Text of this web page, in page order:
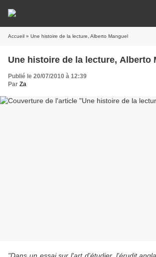
Accueil » Une histoire de la lecture, Alberto Manguel
Une histoire de la lecture, Alberto
Publié le 20/07/2010 à 12:39
Par Za